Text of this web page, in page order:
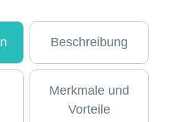
Beschreibung
Merkmale und
Vorteile